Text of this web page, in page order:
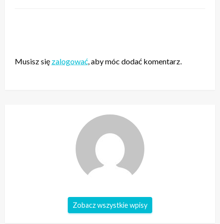
Musisz się zalogować , aby móc dodać komentarz.
Zobacz wszystkie wpisy